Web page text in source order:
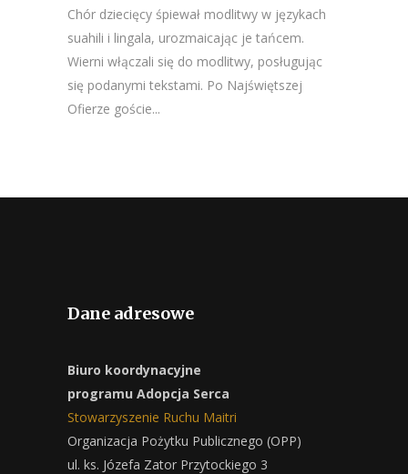
Chór dziecięcy śpiewał modlitwy w językach
suahili i lingala, urozmaicając je tańcem.
Wierni włączali się do modlitwy, posługując
się podanymi tekstami. Po Najświętszej
Ofierze goście...
Dane adresowe
Biuro koordynacyjne
programu Adopcja Serca
Stowarzyszenie Ruchu Maitri
Organizacja Pożytku Publicznego (OPP)
ul. ks. Józefa Zator Przytockiego 3